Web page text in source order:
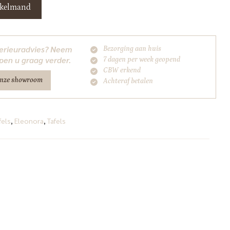
Neem
u graag verder.
showroom
Bezorging aan huis
7 dagen per week geopend
CBW erkend
Achteraf betalen
, Eleonora, Tafels